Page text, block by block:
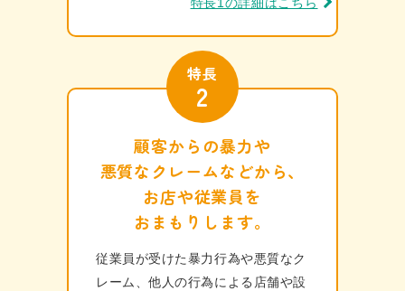
特長
2
顧客からの暴力や
悪質なクレームなどから、
お店や従業員を
おまもりします。
従業員が受けた暴力行為や悪質なク
レーム、他人の行為による店舗や設